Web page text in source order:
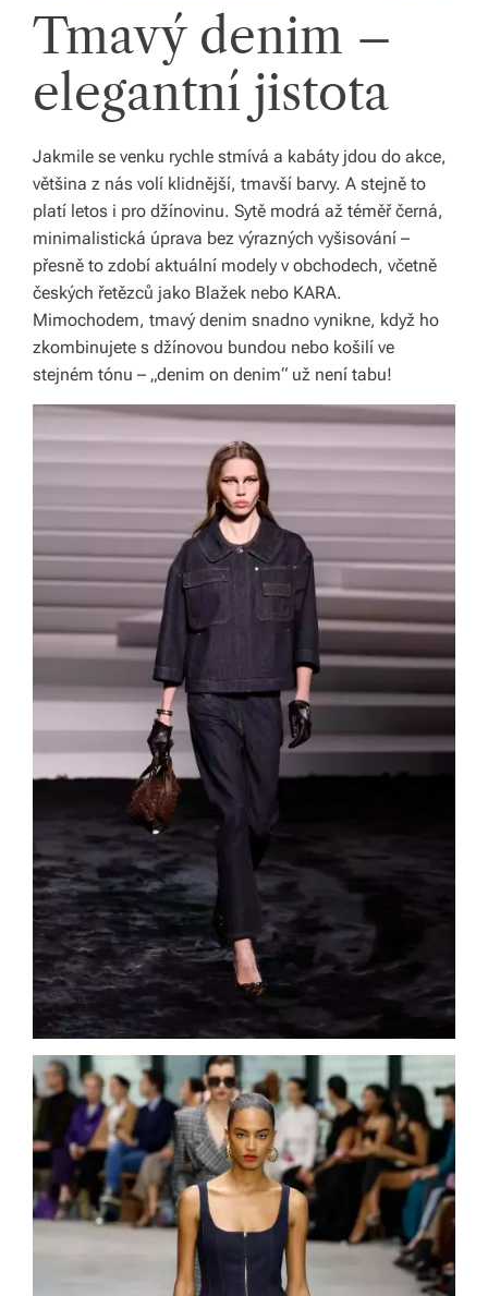
Tmavý denim –
elegantní jistota
Jakmile se venku rychle stmívá a kabáty jdou do akce,
většina z nás volí klidnější, tmavší barvy. A stejně to
platí letos i pro džínovinu. Sytě modrá až téměř černá,
minimalistická úprava bez výrazných vyšisování –
přesně to zdobí aktuální modely v obchodech, včetně
českých řetězců jako Blažek nebo KARA.
Mimochodem, tmavý denim snadno vynikne, když ho
zkombinujete s džínovou bundou nebo košilí ve
stejném tónu – „denim on denim“ už není tabu!